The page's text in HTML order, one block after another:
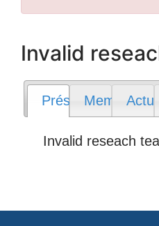
Invalid
PrésentationMembres
Invalid reseach